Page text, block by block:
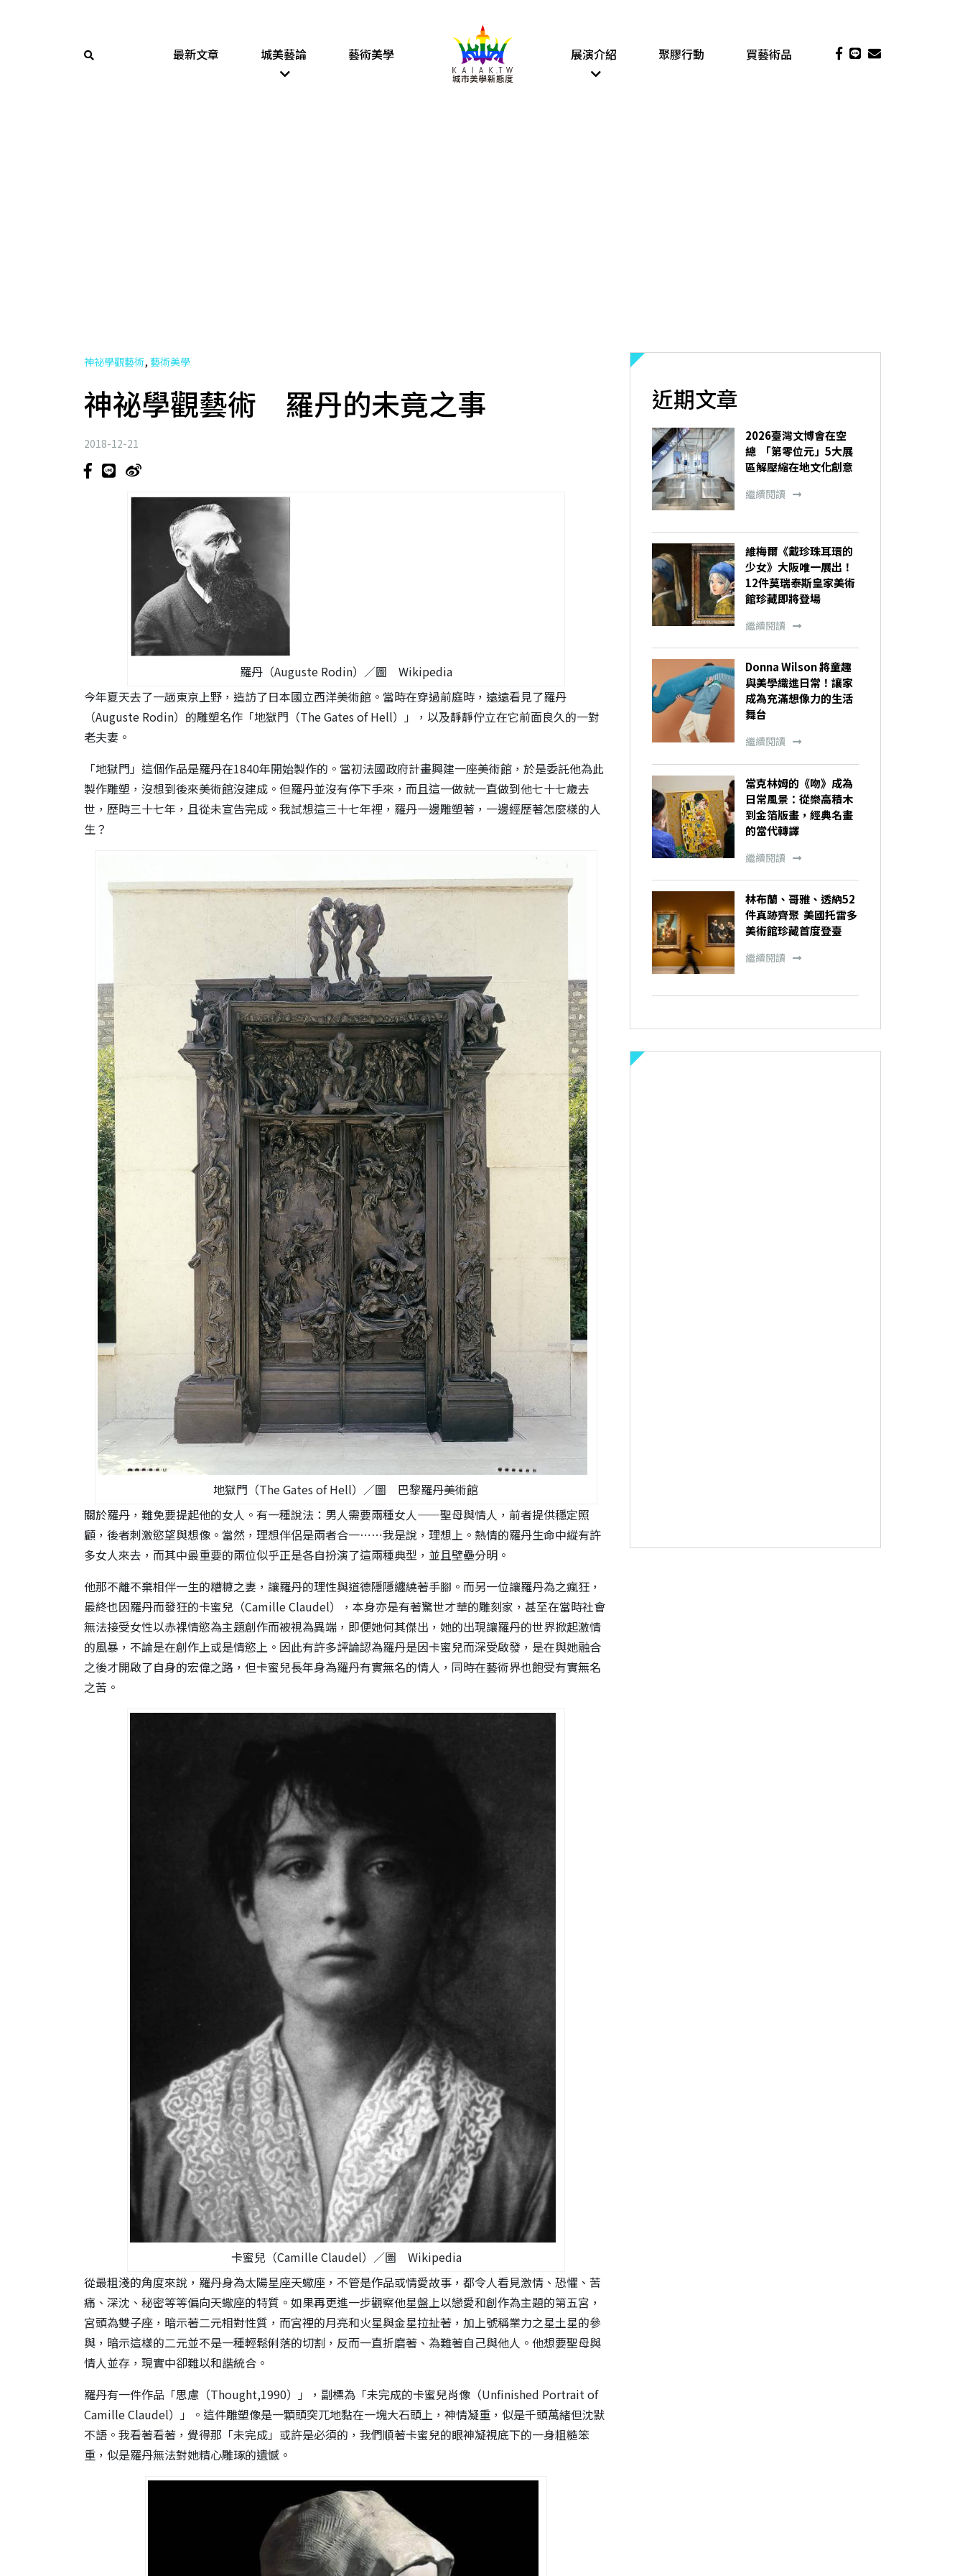
最新文章 城美藝論 藝術美學 展演介紹 聚膠行動 買藝術品
神祕學觀藝術, 藝術美學
神祕學觀藝術 羅丹的未竟之事
2018-12-21
羅丹（Auguste Rodin）／圖 Wikipedia
今年夏天去了一趟東京上野，造訪了日本國立西洋美術館。當時在穿過前庭時，遠遠看見了羅丹
（Auguste Rodin）的雕塑名作「地獄門（The Gates of Hell）」，以及靜靜佇立在它前面良久的一對
老夫妻。
「地獄門」這個作品是羅丹在1840年開始製作的。當初法國政府計畫興建一座美術館，於是委託他為此
製作雕塑，沒想到後來美術館沒建成。但羅丹並沒有停下手來，而且這一做就一直做到他七十七歲去
世，歷時三十七年，且從未宣告完成。我試想這三十七年裡，羅丹一邊雕塑著，一邊經歷著怎麼樣的人
生？
地獄門（The Gates of Hell）／圖 巴黎羅丹美術館
關於羅丹，難免要提起他的女人。有一種說法：男人需要兩種女人——聖母與情人，前者提供穩定照
顧，後者刺激慾望與想像。當然，理想伴侶是兩者合一⋯⋯我是說，理想上。熱情的羅丹生命中縱有許
多女人來去，而其中最重要的兩位似乎正是各自扮演了這兩種典型，並且壁壘分明。
他那不離不棄相伴一生的糟糠之妻，讓羅丹的理性與道德隱隱纏繞著手腳。而另一位讓羅丹為之瘋狂，
最終也因羅丹而發狂的卡蜜兒（Camille Claudel），本身亦是有著驚世才華的雕刻家，甚至在當時社會
無法接受女性以赤裸情慾為主題創作而被視為異端，即便她何其傑出，她的出現讓羅丹的世界掀起激情
的風暴，不論是在創作上或是情慾上。因此有許多評論認為羅丹是因卡蜜兒而深受啟發，是在與她融合
之後才開啟了自身的宏偉之路，但卡蜜兒長年身為羅丹有實無名的情人，同時在藝術界也飽受有實無名
之苦。
卡蜜兒（Camille Claudel）／圖 Wikipedia
從最粗淺的角度來說，羅丹身為太陽星座天蠍座，不管是作品或情愛故事，都令人看見激情、恐懼、苦
痛、深沈、秘密等等偏向天蠍座的特質。如果再更進一步觀察他星盤上以戀愛和創作為主題的第五宮，
宮頭為雙子座，暗示著二元相對性質，而宮裡的月亮和火星與金星拉扯著，加上號稱業力之星土星的參
與，暗示這樣的二元並不是一種輕鬆俐落的切割，反而一直折磨著、為難著自己與他人。他想要聖母與
情人並存，現實中卻難以和諧統合。
羅丹有一件作品「思慮（Thought,1990）」，副標為「未完成的卡蜜兒肖像（Unfinished Portrait of
Camille Claudel）」。這件雕塑像是一顆頭突兀地黏在一塊大石頭上，神情凝重，似是千頭萬緒但沈默
不語。我看著看著，覺得那「未完成」或許是必須的，我們順著卡蜜兒的眼神凝視底下的一身粗糙笨
重，似是羅丹無法對她精心雕琢的遺憾。
近期文章
2026臺灣文博會在空
總 「第零位元」5大展
區解壓縮在地文化創意
繼續閱讀
維梅爾《戴珍珠耳環的
少女》大阪唯一展出！
12件莫瑞泰斯皇家美術
館珍藏即將登場
繼續閱讀
Donna Wilson 將童趣
與美學織進日常！讓家
成為充滿想像力的生活
舞台
繼續閱讀
當克林姆的《吻》成為
日常風景：從樂高積木
到金箔版畫，經典名畫
的當代轉譯
繼續閱讀
林布蘭、哥雅、透納52
件真跡齊聚 美國托雷多
美術館珍藏首度登臺
繼續閱讀